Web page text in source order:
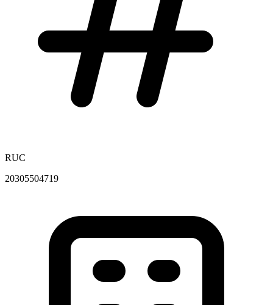
RUC
20305504719